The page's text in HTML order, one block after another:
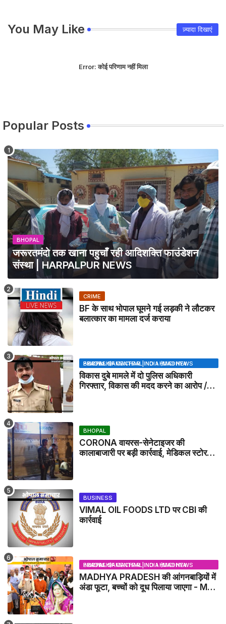
You May Like ज़्यादा दिखाएं
Error:कोई परिणाम नहीं मिला
Popular Posts
BHOPAL
जरूरतमंदो तक खाना पहुचाँ रही आदिशक्ति फाउंडेशन
संस्था | HARPALPUR NEWS
CRIME
BF के साथ भोपाल घूमने गई लड़की ने लौटकर
बलात्कार का मामला दर्ज कराया
BHOPAL SAMACHAR | NO 1 HINDI NEWS PORTAL OF CENTRAL INDIA (MADHYA PRADESH)
विकास दुबे मामले में दो पुलिस अधिकारी
गिरफ्तार, विकास की मदद करने का आरोप /
BHOPAL
CORONA वायरस-सेनेटाइजर की
कालाबाजारी पर बड़ी कार्रवाई, मेडिकल स्टोर
BUSINESS
VIMAL OIL FOODS LTD पर CBI की
कार्रवाई
BHOPAL SAMACHAR | NO 1 HINDI NEWS PORTAL OF CENTRAL INDIA (MADHYA PRADESH)
MADHYA PRADESH की आंगनबाड़ियों में
अंडा फूटा, बच्चों को दूध पिलाया जाएगा - MP